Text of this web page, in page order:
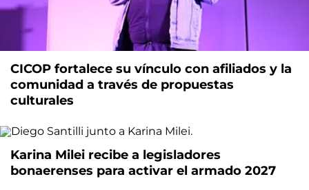
CICOP fortalece su vínculo con afiliados y la
comunidad a través de propuestas
culturales
Karina Milei recibe a legisladores
bonaerenses para activar el armado 2027